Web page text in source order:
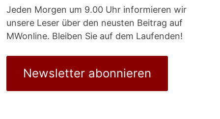
Jeden Morgen um 9.00 Uhr informieren wir
unsere Leser über den neusten Beitrag auf
MWonline. Bleiben Sie auf dem Laufenden!
Newsletter abonnieren